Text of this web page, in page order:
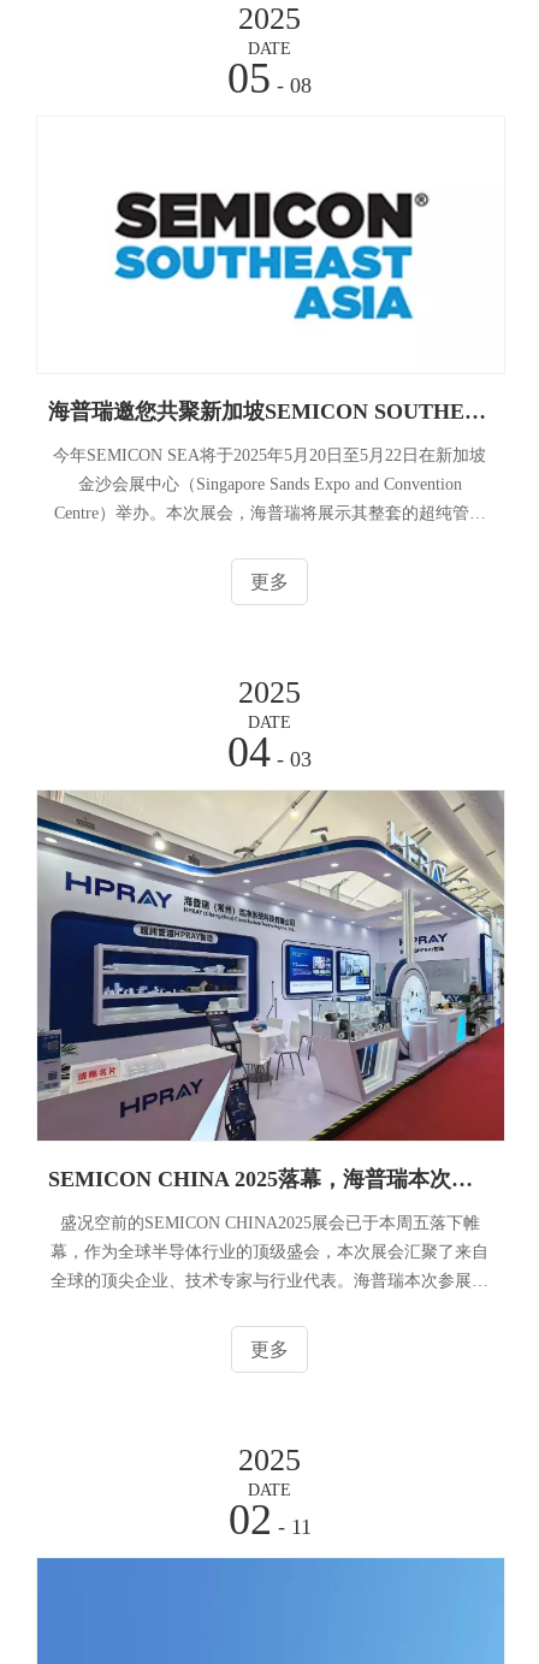
行业未来，缔造合作新篇！
2025
DATE
05 - 08
海普瑞邀您共聚新加坡SEMICON SOUTHEAST ASIA 2025.5.20
今年SEMICON SEA将于2025年5月20日至5月22日在新加坡
金沙会展中心（Singapore Sands Expo and Convention
Centre）举办。本次展会，海普瑞将展示其整套的超纯管路
表仪器以及其他半导体相关配套部件等。诚挚邀请各位业界
同仁莅临我们的展区，我们的展位L2625，位于1层C1馆。期
更多
2025
DATE
04 - 03
SEMICON CHINA 2025落幕，海普瑞本次参展取得圆满成功
盛况空前的SEMICON CHINA2025展会已于本周五落下帷
幕，作为全球半导体行业的顶级盛会，本次展会汇聚了来自
全球的顶尖企业、技术专家与行业代表。海普瑞本次参展取
力，更与业界伙伴深入交流，共探半导体国产化发展新机
遇。本次参展海普瑞携PFA及PVDF超纯管路系统，涵盖半
关注。我们的产品以其卓越的纯净度、耐腐蚀性和可靠性，
成为半导体制造关键环节。
更多
2025
DATE
02 - 11